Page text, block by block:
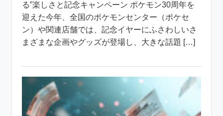
る”楽しさと記念キャンペーン ポケモン30周年を
迎えた今年、全国のポケモンセンター（ポケセ
ン）や関連店舗では、記念イヤーにふさわしいさ
まざまな企画やグッズが登場し、大きな話題 […]